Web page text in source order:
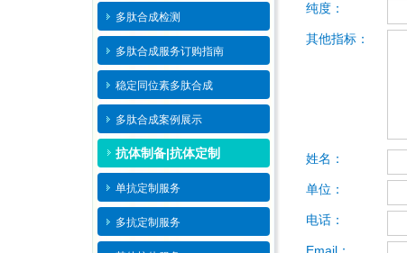
多肽合成检测
多肽合成服务订购指南
稳定同位素多肽合成
多肽合成案例展示
抗体制备|抗体定制
单抗定制服务
多抗定制服务
纯度：
其他指标：
姓名：
单位：
电话：